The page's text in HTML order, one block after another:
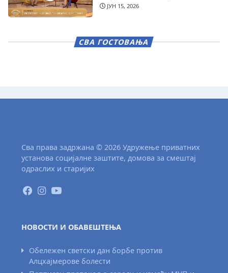
ЈУН 15, 2026
СВА ГОСТОВАЊА
Сва права задржана © 2026 Удружење приватних
установа социјалне заштите, домова за смештај
одраслих и старијих
НОВОСТИ И ОБАВЕШТЕЊА
Обележен светски дан борбе против
Алцхајмерове болести